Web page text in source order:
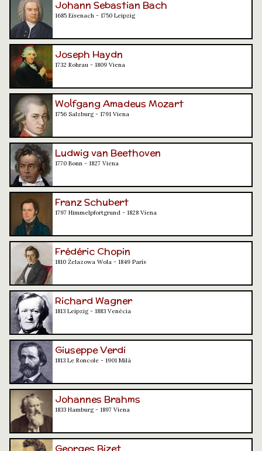
Johann Sebastian Bach
1685 Eisenach - 1750 Leipzig
Joseph Haydn
1732 Rohrau - 1809 Viena
Wolfgang Amadeus Mozart
1756 Salzburg - 1791 Viena
Ludwig van Beethoven
1770 Bonn - 1827 Viena
Franz Schubert
1797 Himmelpfortgrund - 1828 Viena
Frédéric Chopin
1810 Żelazowa Wola - 1849 París
Richard Wagner
1813 Leipzig - 1883 Venècia
Giuseppe Verdi
1813 Le Roncole - 1901 Milà
Johannes Brahms
1833 Hamburg - 1897 Viena